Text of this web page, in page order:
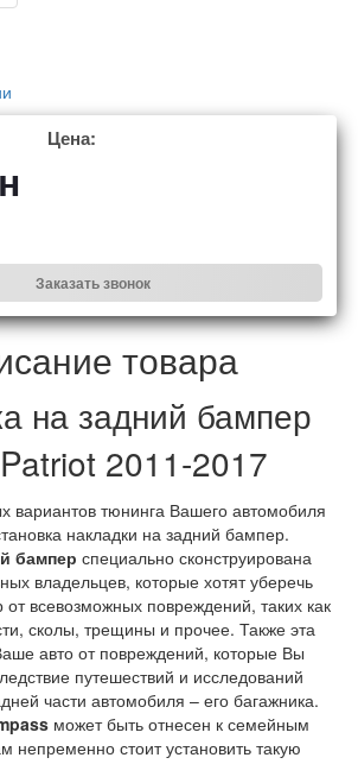
Цена:
Заказать звонок
товара
на задний бампер
2011-2017
вариантов тюнинга Вашего автомобиля
накладки на задний бампер.
бампер специально сконструирована
владельцев, которые хотят уберечь
всевозможных повреждений, таких как
сколы, трещины и прочее. Также эта
авто от повреждений, которые Вы
путешествий и исследований
части автомобиля – его багажника.
может быть отнесен к семейным
непременно стоит установить такую